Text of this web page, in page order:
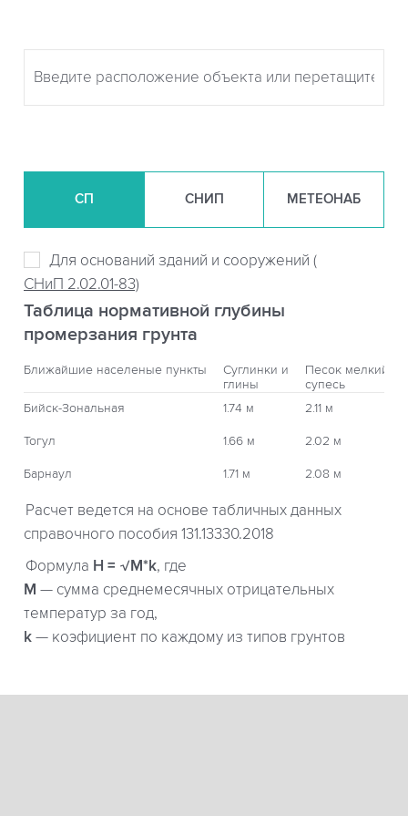
СП СНИП МЕТЕОНАБ
Для оснований зданий и сооружений (
СНиП 2.02.01-83)
Таблица нормативной глубины
промерзания грунта
Ближайшие населеные пункты
Суглинки и
глины
Песок мелкий,
супесь
Бийск-Зональная
1.74 м 2.11 м
Тогул 1.66 м 2.02 м
Барнаул 1.71 м 2.08 м
Расчет ведется на основе табличных данных
справочного пособия 131.13330.2018
Формула H = √M*k, где
М — сумма среднемесячных отрицательных
температур за год,
k — коэфициент по каждому из типов грунтов